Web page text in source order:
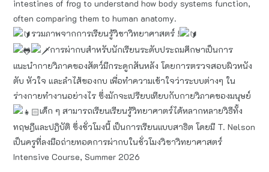
intestines of frog to understand how body systems function,
often comparing them to human anatomy.
รวมภาพจากการเรียนรู้วิชาวิทยาศาสตร์ !
การผ่ากบสำหรับนักเรียนระดับประถมศึกษาเป็นการ
แนะนำกายวิภาคของสัตว์มีกระดูกสันหลัง โดยการตรวจสอบผิวหนัง
ตับ หัวใจ และลำไส้ของกบ เพื่อทำความเข้าใจว่าระบบต่างๆ ใน
ร่างกายทำงานอย่างไร ซึ่งมักจะเปรียบเทียบกับกายวิภาคของมนุษย์
เด็ก ๆ สามารถเรียนเรียนรู้วิทยาศาตร์ได้หลากหลายวิธีทั้ง
ทฤษฎีและปฎิบัติ ซึ่งชั่วโมงนี้ เป็นการเรียนแบบสาธิต โดยมี T. Nelson
เป็นครูที่ลงมือถ่ายทอดการผ่ากบในชั่วโมงวิชาวิทยาศาสตร์
Intensive Course, Summer 2026